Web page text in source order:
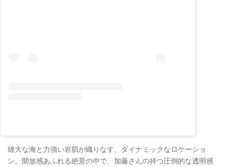
雄大な海と力強い岩肌が織りなす、ダイナミックなロケーショ
ン。開放感あふれる絶景の中で、加藤さんの持つ圧倒的な透明感